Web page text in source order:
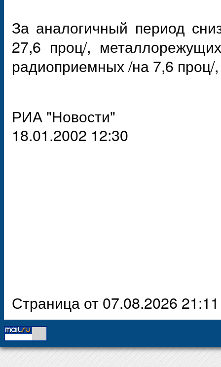
За аналогичный период
27,6 проц/,
радиоприемных /на 7,6 проц/
РИА "Новости"
18.01.2002 12:30
Страница от 07.08.2026 21:11